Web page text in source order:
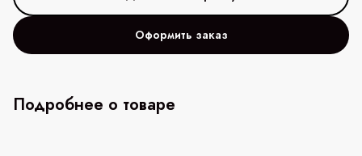
Оформить заказ
Подробнее о товаре